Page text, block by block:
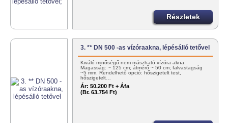
Részletek
3. ** DN 500 -as vízóraakna, lépésálló tetővel
Kiváló minőségű nem mászható vízóra akna.
Magasság: ~ 125 cm; átmérő ~ 50 cm; falvastagság
~5 mm. Rendelhető opció: hőszigetelt test,
hőszigetelt…
Ár: 50.200 Ft + Áfa
(Br. 63.754 Ft)